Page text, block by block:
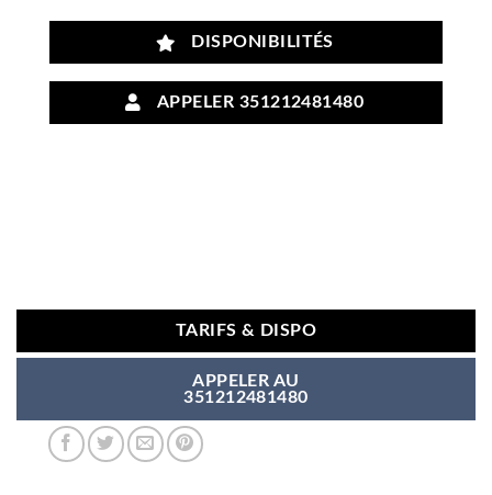
DISPONIBILITÉS
APPELER 351212481480
TARIFS & DISPO
APPELER AU
351212481480